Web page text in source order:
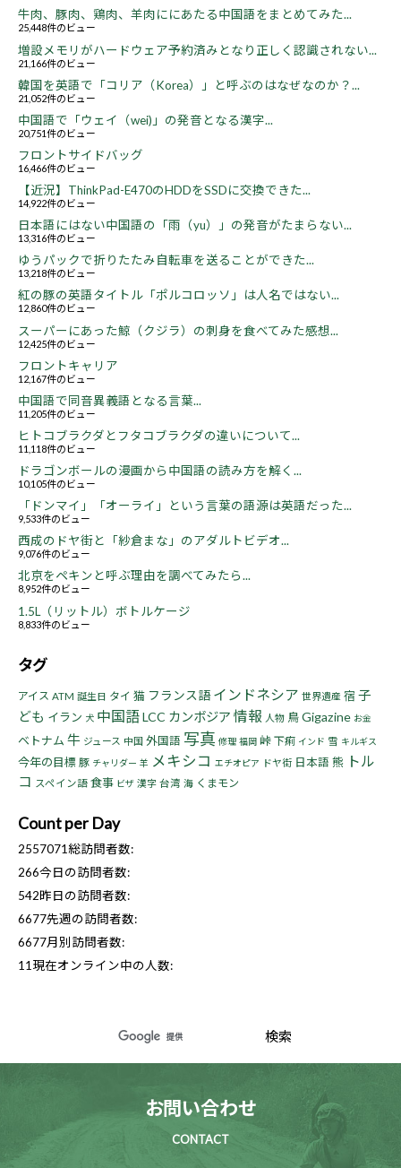
牛肉、豚肉、鶏肉、羊肉ににあたる中国語をまとめてみた...
25,448件のビュー
増設メモリがハードウェア予約済みとなり正しく認識されない...
21,166件のビュー
韓国を英語で「コリア（Korea）」と呼ぶのはなぜなのか？...
21,052件のビュー
中国語で「ウェイ（wei)」の発音となる漢字...
20,751件のビュー
フロントサイドバッグ
16,466件のビュー
【近況】ThinkPad-E470のHDDをSSDに交換できた...
14,922件のビュー
日本語にはない中国語の「雨（yu）」の発音がたまらない...
13,316件のビュー
ゆうパックで折りたたみ自転車を送ることができた...
13,218件のビュー
紅の豚の英語タイトル「ポルコロッソ」は人名ではない...
12,860件のビュー
スーパーにあった鯨（クジラ）の刺身を食べてみた感想...
12,425件のビュー
フロントキャリア
12,167件のビュー
中国語で同音異義語となる言葉...
11,205件のビュー
ヒトコブラクダとフタコブラクダの違いについて...
11,118件のビュー
ドラゴンボールの漫画から中国語の読み方を解く...
10,105件のビュー
「ドンマイ」「オーライ」という言葉の語源は英語だった...
9,533件のビュー
西成のドヤ街と「紗倉まな」のアダルトビデオ...
9,076件のビュー
北京をペキンと呼ぶ理由を調べてみたら...
8,952件のビュー
1.5L（リットル）ボトルケージ
8,833件のビュー
タグ
アイス ATM 誕生日 タイ 猫 フランス語 インドネシア 世界遺産 宿 子
ども イラン 犬 中国語LCC カンボジア 情報 人物 鳥Gigazine お金
ベトナム 牛 ジュース 中国 外国語 写真 修理 福岡 峠 下痢 インド 雪 キルギス
今年の目標 豚 チャリダー 羊 メキシコ エチオピア ドヤ街 日本語 熊 トル
コ スペイン語 食事 ビザ 漢字 台湾 海 くまモン
Count per Day
2557071総訪問者数:
266今日の訪問者数:
542昨日の訪問者数:
6677先週の訪問者数:
6677月別訪問者数:
11 現在オンライン中の人数:
お問い合わせ
CONTACT